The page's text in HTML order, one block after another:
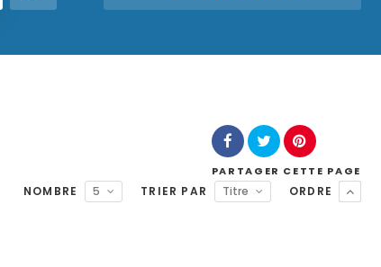
PARTAGER CETTE PAGE
NOMBRE 5 TRIER PAR Titre ORDRE